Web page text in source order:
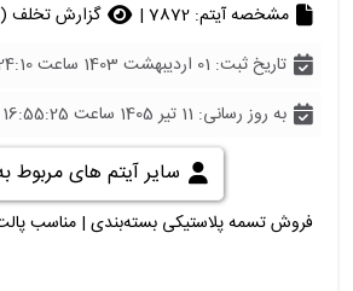
مشخصه آیتم: 7872 |
گزارش تخلف (5 امتیاز)
تاریخ ثبت: 01 اردیبهشت 1403 ساعت 16:24:10
به روز رسانی: 11 تیر 1405 ساعت 16:55:25
سایر آیتم های مربوط
فروش تسمه پلاستیکی بسته‌بندی | مناسب